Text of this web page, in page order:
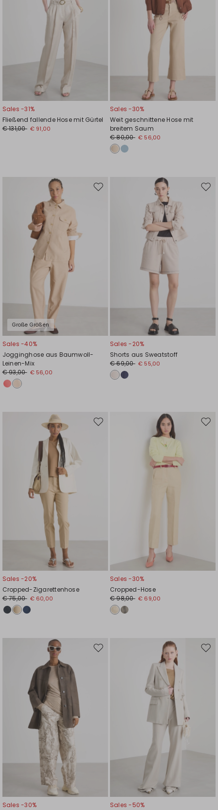
Sales -31%
Fließend fallende Hose mit Gürtel
€ 131,00 € 91,00
Sales -30%
Weit geschnittene Hose mit
breitem Saum
€ 80,00 € 56,00
Große Größen
Auf
Sales -40%
Jogginghose aus Baumwoll-
Leinen-Mix
€ 93,00 € 56,00
Auf
Sales -20%
Shorts aus Sweatstoff
€ 69,00 € 55,00
Auf
Sales -20%
Cropped-Zigarettenhose
€ 75,00 € 60,00
Auf
Sales -30%
Cropped-Hose
€ 98,00 € 69,00
Auf
Sales -30%
Auf
Sales -50%